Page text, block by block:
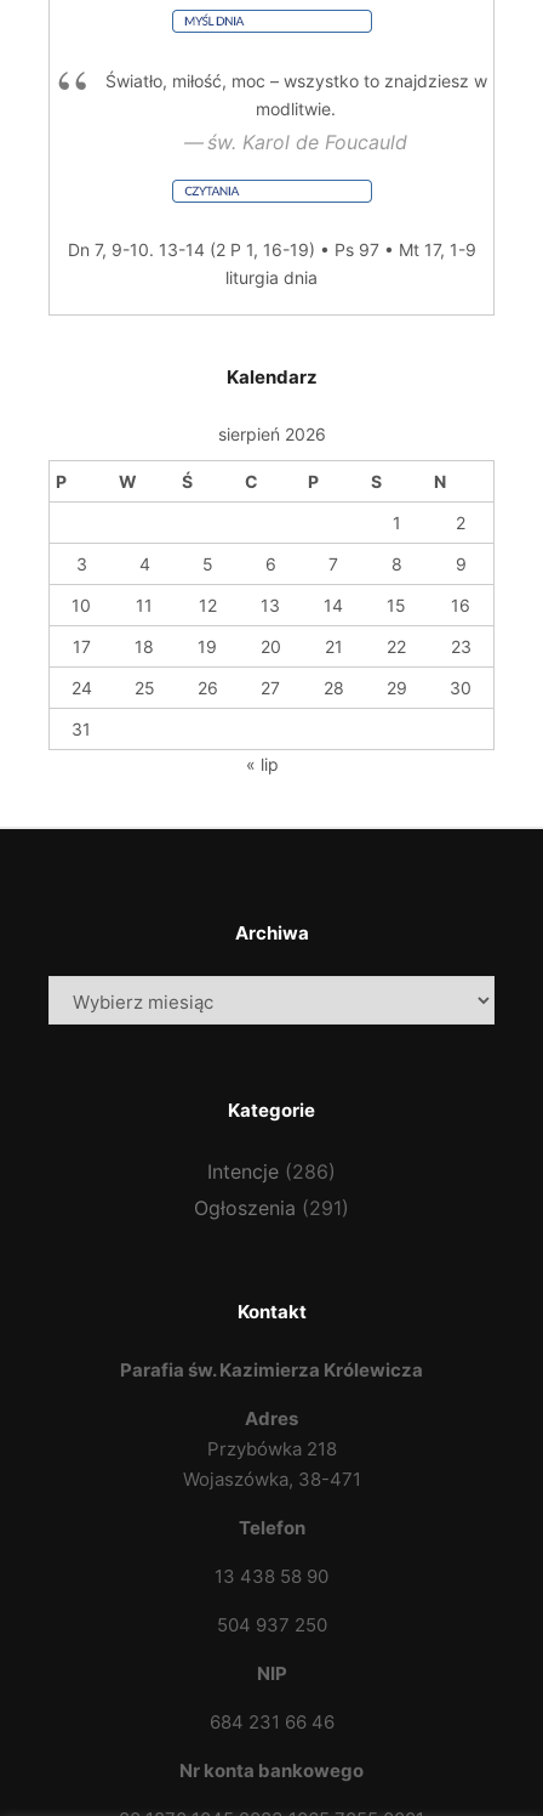
Światło, miłość, moc – wszystko to znajdziesz w
modlitwie.
św. Karol de Foucauld
Dn 7, 9-10. 13-14 (2 P 1, 16-19) • Ps 97 • Mt 17, 1-9
liturgia dnia
Kalendarz
sierpień 2026
P W Ś C P S
N
1
2
3
4 5 6 7 8
9
10
11 12 13 14 15
16
17
18 19 20 21 22
23
24
25 26 27 28 29
30
31
« lip
Archiwa
Archiwa
Kategorie
Intencje (286)
Ogłoszenia (291)
Kontakt
Parafia św. Kazimierza Królewicza
Adres
Przybówka 218
Wojaszówka, 38-471
Telefon
13 438 58 90
504 937 250
NIP
684 231 66 46
Nr konta bankowego